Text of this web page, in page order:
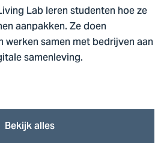
Lab leren studenten hoe ze
aanpakken. Ze doen
samen met bedrijven aan
samenleving.
Bekijk alles